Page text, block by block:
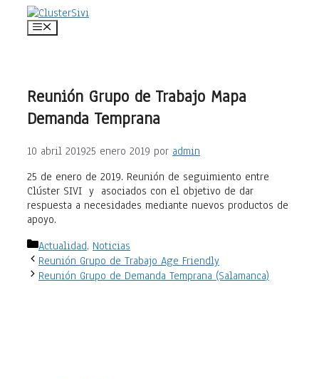
Saltar
Menú
Reunión Grupo de Trabajo Mapa
Demanda Temprana
10 abril 201925 enero 2019 por admin
25 de enero de 2019. Reunión de seguimiento entre
Clúster SIVI y asociados con el objetivo de dar
respuesta a necesidades mediante nuevos productos de
apoyo.
Categorías
Actualidad, Noticias
Reunión Grupo de Trabajo Age Friendly
Reunión Grupo de Demanda Temprana (Salamanca)